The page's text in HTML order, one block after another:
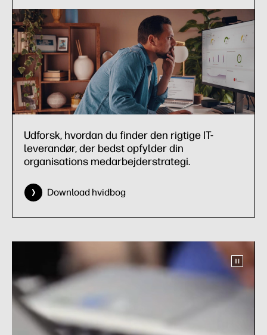
Udforsk, hvordan du finder den rigtige IT-
leverandør, der bedst opfylder din
organisations medarbejderstrategi.
Download hvidbog